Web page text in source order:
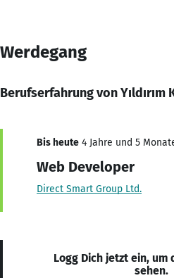
Werdegang
Berufserfahrung von Yıldırım
Bis heute 4 Jahre und 5
Web Developer
Direct Smart Group Ltd.
Logg Dich jetzt ein, um
sehen.